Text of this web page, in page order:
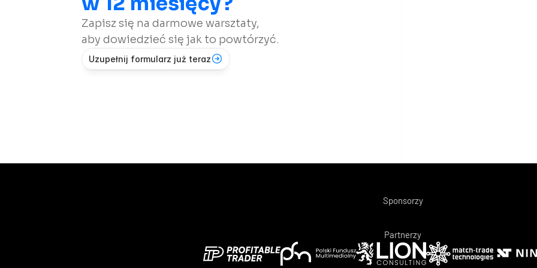
Zapisz się na darmowe warsztaty,
aby dowiedzieć się jak to powtórzyć.
Uzupełnij formularz już teraz
Sponsorzy
Partnerzy